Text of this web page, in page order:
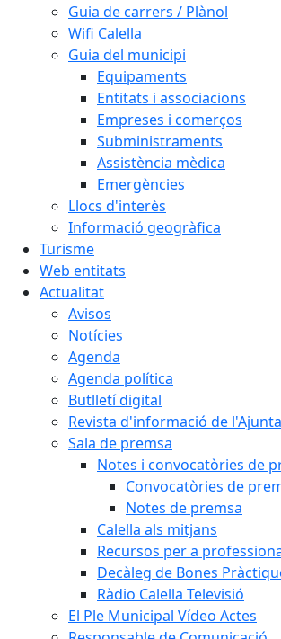
Guia de carrers / Plànol
Wifi Calella
Guia del municipi
Equipaments
Entitats i associacions
Empreses i comerços
Subministraments
Assistència mèdica
Emergències
Llocs d'interès
Informació geogràfica
Turisme
Web entitats
Actualitat
Avisos
Notícies
Agenda
Agenda política
Butlletí digital
Revista d'informació de
Sala de premsa
Notes i convocatòries de
Convocatòries de
Notes de premsa
Calella als mitjans
Recursos per a
Decàleg de Bones
Ràdio Calella Televisió
El Ple Municipal Vídeo Actes